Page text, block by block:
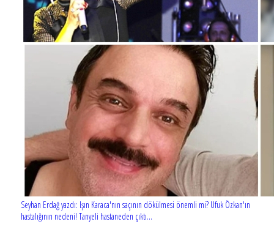
Seyhan Erdağ yazdı: Işın Karaca'nın saçının dökülmesi önemli mi? Ufuk Özkan'ın
hastalığının nedeni! Tanyeli hastaneden çıktı...